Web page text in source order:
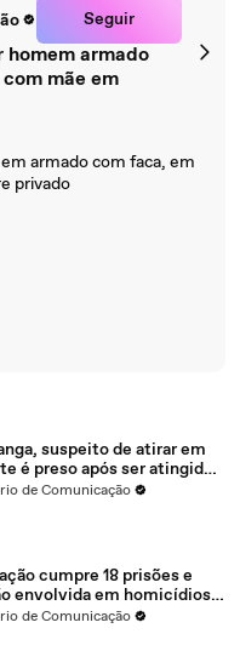
Seguir
homem armado
mãe em
armado com faca, em
privado
suspeito de atirar em
é preso após ser atingido
com a PM
de Comunicação
cumpre 18 prisões e
envolvida em homicídios e
de Comunicação